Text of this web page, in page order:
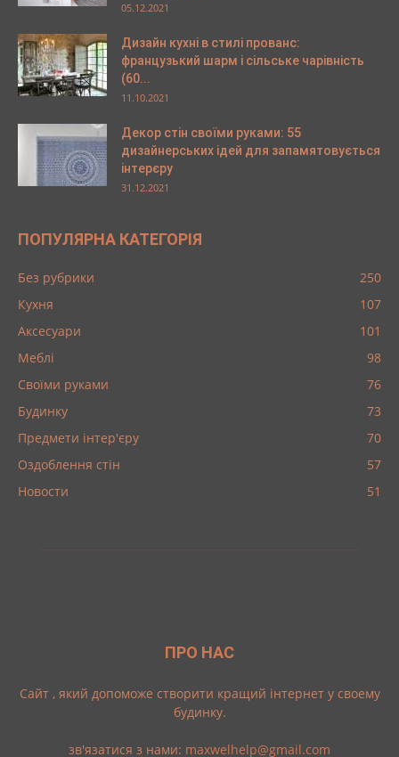
05.12.2021
Дизайн кухні в стилі прованс:
французький шарм і сільське чарівність
(60...
11.10.2021
Декор стін своїми руками: 55
дизайнерських ідей для запамятовується
інтерєру
31.12.2021
ПОПУЛЯРНА КАТЕГОРІЯ
Без рубрики
250
Кухня
107
Аксесуари
101
Меблі
98
Своїми руками
76
Будинку
73
Предмети інтер'єру
70
Оздоблення стін
57
Новости
51
ПРО НАС
Cайт , який допоможе створити кращий інтернет у своему
будинку.
зв'язатися з нами: maxwelhelp@gmail.com